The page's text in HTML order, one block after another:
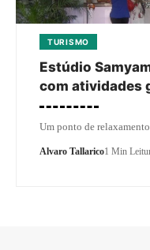
TURISMO
Estúdio
com atividades
Um ponto de
Alvaro Tallarico1 Min